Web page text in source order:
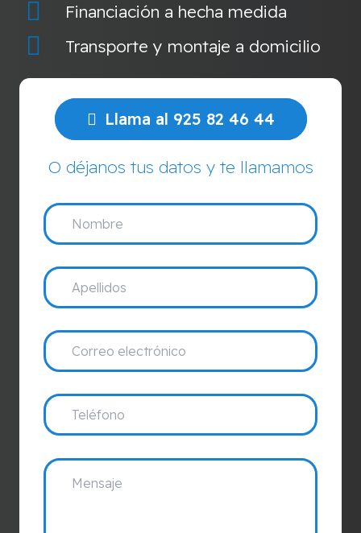
Financiación a hecha medida
Transporte y montaje a domicilio
Llama al 925 82 46 44
O déjanos tus datos y te llamamos